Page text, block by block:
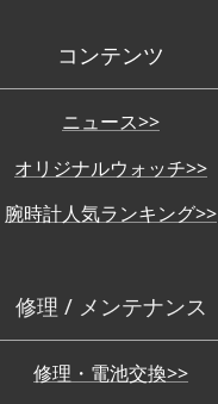
コンテンツ
ニュース>>
オリジナルウォッチ>>
腕時計人気ランキング>>
修理 / メンテナンス
修理・電池交換>>